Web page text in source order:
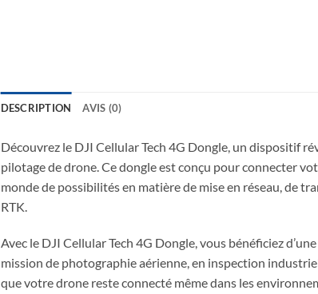
DESCRIPTION AVIS (0)
Découvrez le DJI Cellular Tech 4G Dongle, un dispositif
pilotage de drone. Ce dongle est conçu pour connecter
monde de possibilités en matière de mise en réseau, de
RTK.
Avec le DJI Cellular Tech 4G Dongle, vous bénéficiez
mission de photographie aérienne, en inspection
que votre drone reste connecté même dans les